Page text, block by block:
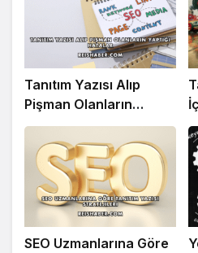
Tanıtım Yazısı Alıp
Pişman Olanların
Yaptığı Hatalar
SEO Uzmanlarına Göre